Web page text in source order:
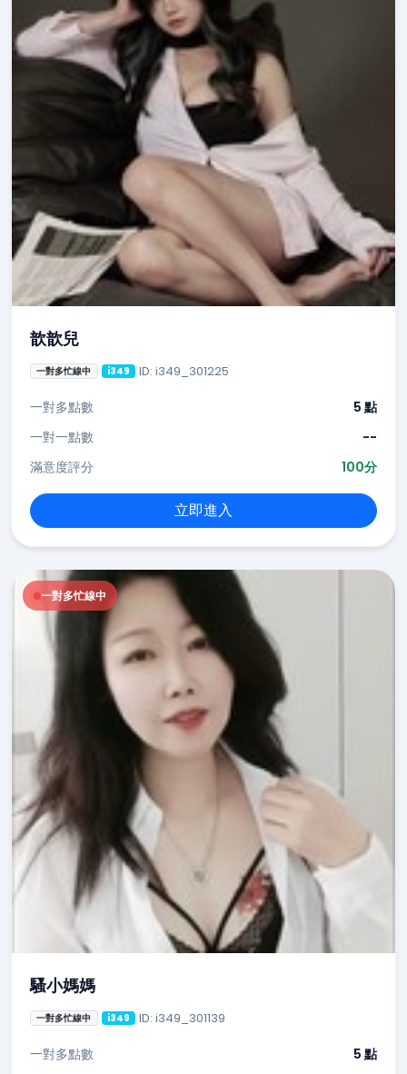
歆歆兒
一對多忙線中 i349 ID: i349_301225
一對多點數
5 點
一對一點數
--
滿意度評分
100分
立即進入
一對多忙線中
騷小媽媽
一對多忙線中 i349 ID: i349_301139
一對多點數 5 點